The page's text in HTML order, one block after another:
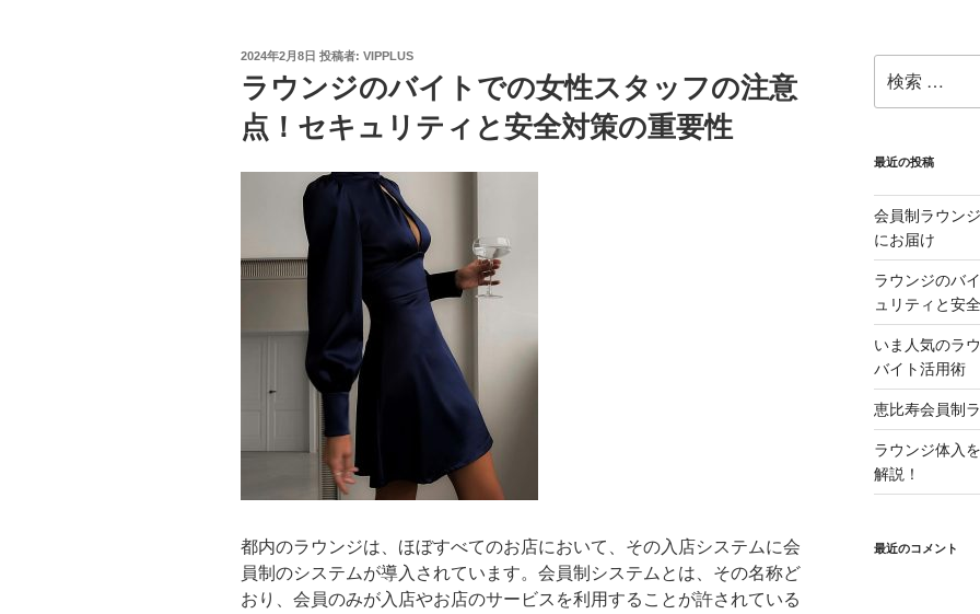
投
稿
日:
2024年2月8日 投稿者: VIPPLUS
ラウンジのバイトでの女性スタッフの注意
点！セキュリティと安全対策の重要性
都内のラウンジは、ほぼすべてのお店において、その入店システムに会
員制のシステムが導入されています。会員制システムとは、その名称ど
おり、会員のみが入店やお店のサービスを利用することが許されている
索:
最近の投稿
会員制ラウン
にお届け
ラウンジのバ
ュリティと安
いま人気のラ
バイト活用術
恵比寿会員制
ラウンジ体入
解説！
最近のコメント